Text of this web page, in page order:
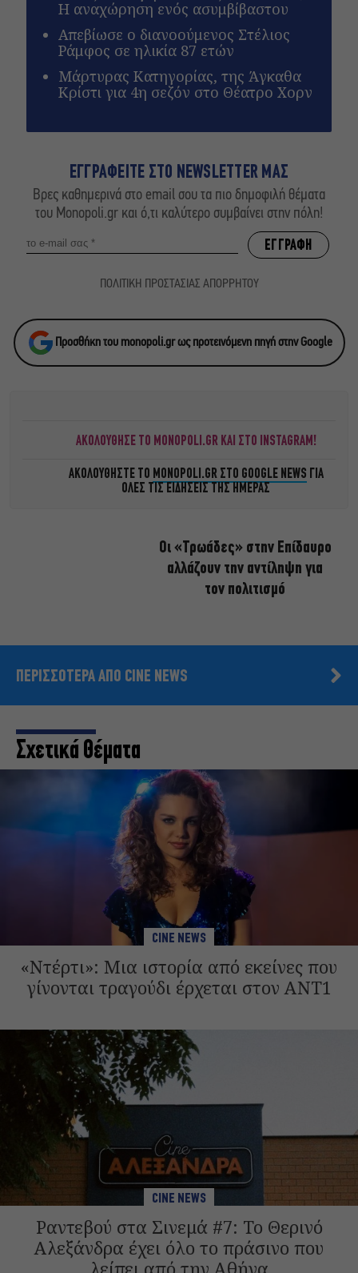
Η αναχώρηση ενός ασυμβίβαστου
Απεβίωσε ο διανοούμενος Στέλιος
Ράμφος σε ηλικία 87 ετών
Μάρτυρας Κατηγορίας, της Άγκαθα
Κρίστι για 4η σεζόν στο Θέατρο Χορν
ΕΓΓΡΑΦΕΙΤΕ ΣΤΟ NEWSLETTER ΜΑΣ
Βρες καθημερινά στο email σου τα πιο δημοφιλή θέματα
του Monopoli.gr και ό,τι καλύτερο συμβαίνει στην πόλη!
ΠΟΛΙΤΙΚΗ ΠΡΟΣΤΑΣΙΑΣ ΑΠΟΡΡΗΤΟΥ
Προσθήκη του monopoli.gr ως προτεινόμενη πηγή στην Google
ΑΚΟΛΟΥΘΗΣΕ ΤΟ MONOPOLI.GR ΚΑΙ ΣΤΟ INSTAGRAM!
ΑΚΟΛΟΥΘΗΣΤΕ ΤΟ MONOPOLI.GR ΣΤΟ GOOGLE NEWS ΓΙΑ
ΟΛΕΣ ΤΙΣ ΕΙΔΗΣΕΙΣ ΤΗΣ ΗΜΕΡΑΣ
Οι «Τρωάδες» στην Επίδαυρο
αλλάζουν την αντίληψη για
τον πολιτισμό
ΠΕΡΙΣΣΟΤΕΡΑ ΑΠΟ CINE NEWS
Σχετικά Θέματα
CINE NEWS
«Ντέρτι»: Μια ιστορία από εκείνες που
γίνονται τραγούδι έρχεται στον ΑΝΤ1
CINE NEWS
Ραντεβού στα Σινεμά #7: Το Θερινό
Αλεξάνδρα έχει όλο το πράσινο που